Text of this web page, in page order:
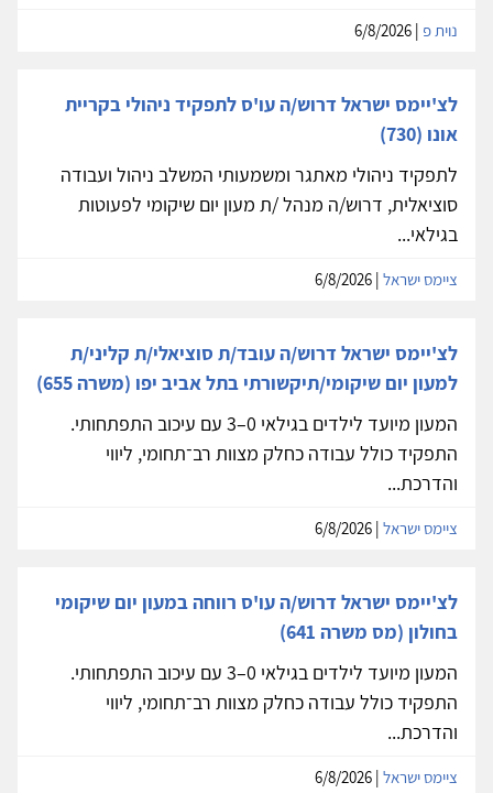
נוית פ
לצ'יימס ישראל דרוש/ה עו'ס לתפקיד ניהולי בקריית
אונו (730)
לתפקיד ניהולי מאתגר ומשמעותי המשלב ניהול ועבודה
סוציאלית, דרוש/ה מנהל /ת מעון יום שיקומי לפעוטות
בגילאי...
ציימס ישראל
לצ'יימס ישראל דרוש/ה עובד/ת סוציאלי/ת קליני/ת
למעון יום שיקומי/תיקשורתי בתל אביב יפו (משרה 655)
המעון מיועד לילדים בגילאי 0–3 עם עיכוב התפתחותי.
התפקיד כולל עבודה כחלק מצוות רב־תחומי, ליווי
והדרכת...
ציימס ישראל
לצ'יימס ישראל דרוש/ה עו'ס רווחה במעון יום שיקומי
בחולון (מס משרה 641)
המעון מיועד לילדים בגילאי 0–3 עם עיכוב התפתחותי.
התפקיד כולל עבודה כחלק מצוות רב־תחומי, ליווי
והדרכת...
ציימס ישראל